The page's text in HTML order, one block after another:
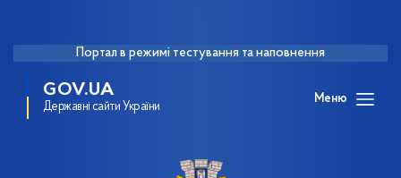
Портал в режимі тестування та наповнення
GOV.UA
Державні сайти України
Меню